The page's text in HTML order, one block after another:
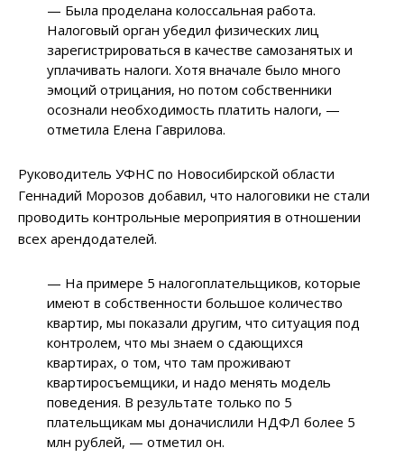
— Была проделана колоссальная работа.
Налоговый орган убедил физических лиц
зарегистрироваться в качестве самозанятых и
уплачивать налоги. Хотя вначале было много
эмоций отрицания, но потом собственники
осознали необходимость платить налоги, —
отметила Елена Гаврилова.
Руководитель УФНС по Новосибирской области
Геннадий Морозов добавил, что налоговики не стали
проводить контрольные мероприятия в отношении
всех арендодателей.
— На примере 5 налогоплательщиков, которые
имеют в собственности большое количество
квартир, мы показали другим, что ситуация под
контролем, что мы знаем о сдающихся
квартирах, о том, что там проживают
квартиросъемщики, и надо менять модель
поведения. В результате только по 5
плательщикам мы доначислили НДФЛ более 5
млн рублей, — отметил он.